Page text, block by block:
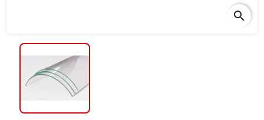
search